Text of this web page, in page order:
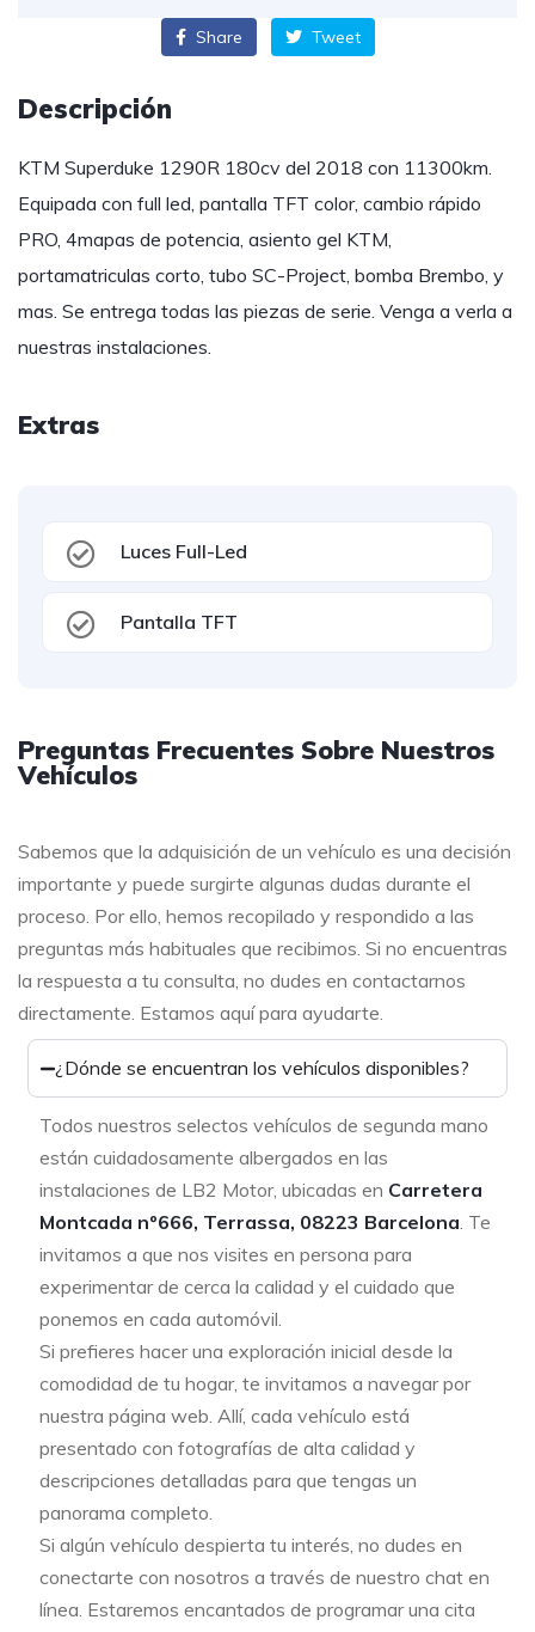
Share Tweet
Descripción
KTM Superduke 1290R 180cv del 2018 con 11300km.
Equipada con full led, pantalla TFT color, cambio rápido
PRO, 4mapas de potencia, asiento gel KTM,
portamatriculas corto, tubo SC-Project, bomba Brembo, y
mas. Se entrega todas las piezas de serie. Venga a verla a
nuestras instalaciones.
Extras
Luces Full-Led
Pantalla TFT
Preguntas Frecuentes Sobre Nuestros
Vehículos
Sabemos que la adquisición de un vehículo es una decisión
importante y puede surgirte algunas dudas durante el
proceso. Por ello, hemos recopilado y respondido a las
preguntas más habituales que recibimos. Si no encuentras
la respuesta a tu consulta, no dudes en contactarnos
directamente. Estamos aquí para ayudarte.
¿Dónde se encuentran los vehículos disponibles?
Todos nuestros selectos vehículos de segunda mano
están cuidadosamente albergados en las
instalaciones de LB2 Motor, ubicadas en Carretera
Montcada nº666, Terrassa, 08223 Barcelona. Te
invitamos a que nos visites en persona para
experimentar de cerca la calidad y el cuidado que
ponemos en cada automóvil.
Si prefieres hacer una exploración inicial desde la
comodidad de tu hogar, te invitamos a navegar por
nuestra página web. Allí, cada vehículo está
presentado con fotografías de alta calidad y
descripciones detalladas para que tengas un
panorama completo.
Si algún vehículo despierta tu interés, no dudes en
conectarte con nosotros a través de nuestro chat en
línea. Estaremos encantados de programar una cita